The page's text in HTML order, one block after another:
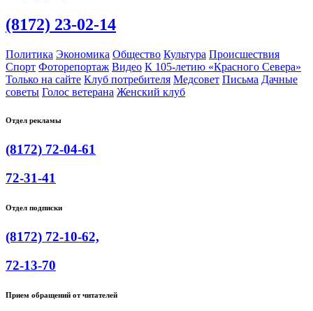
(8172) 23-02-14
Политика Экономика Общество Культура Происшествия
Спорт Фоторепортаж Видео К 105-летию «Красного Севера»
Только на сайте Клуб потребителя Медсовет Письма Дачные
советы Голос ветерана Женский клуб
Отдел рекламы
(8172) 72-04-61
72-31-41
Отдел подписки
(8172) 72-10-62,
72-13-70
Прием обращений от читателей